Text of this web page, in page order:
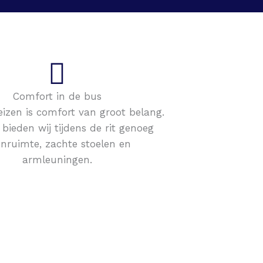
Comfort in de bus
is comfort van groot belang.
wij tijdens de rit genoeg
zachte stoelen en
armleuningen.